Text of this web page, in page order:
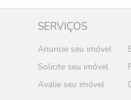
SERVIÇOS
Anuncie seu imóvel
Solicite seu imóvel
Avalie seu imóvel